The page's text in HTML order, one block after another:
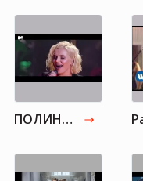
ПОЛИНА ГАГАРИНА - Plastic